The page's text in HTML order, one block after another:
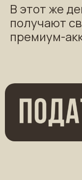
В этот же
получают
премиум-